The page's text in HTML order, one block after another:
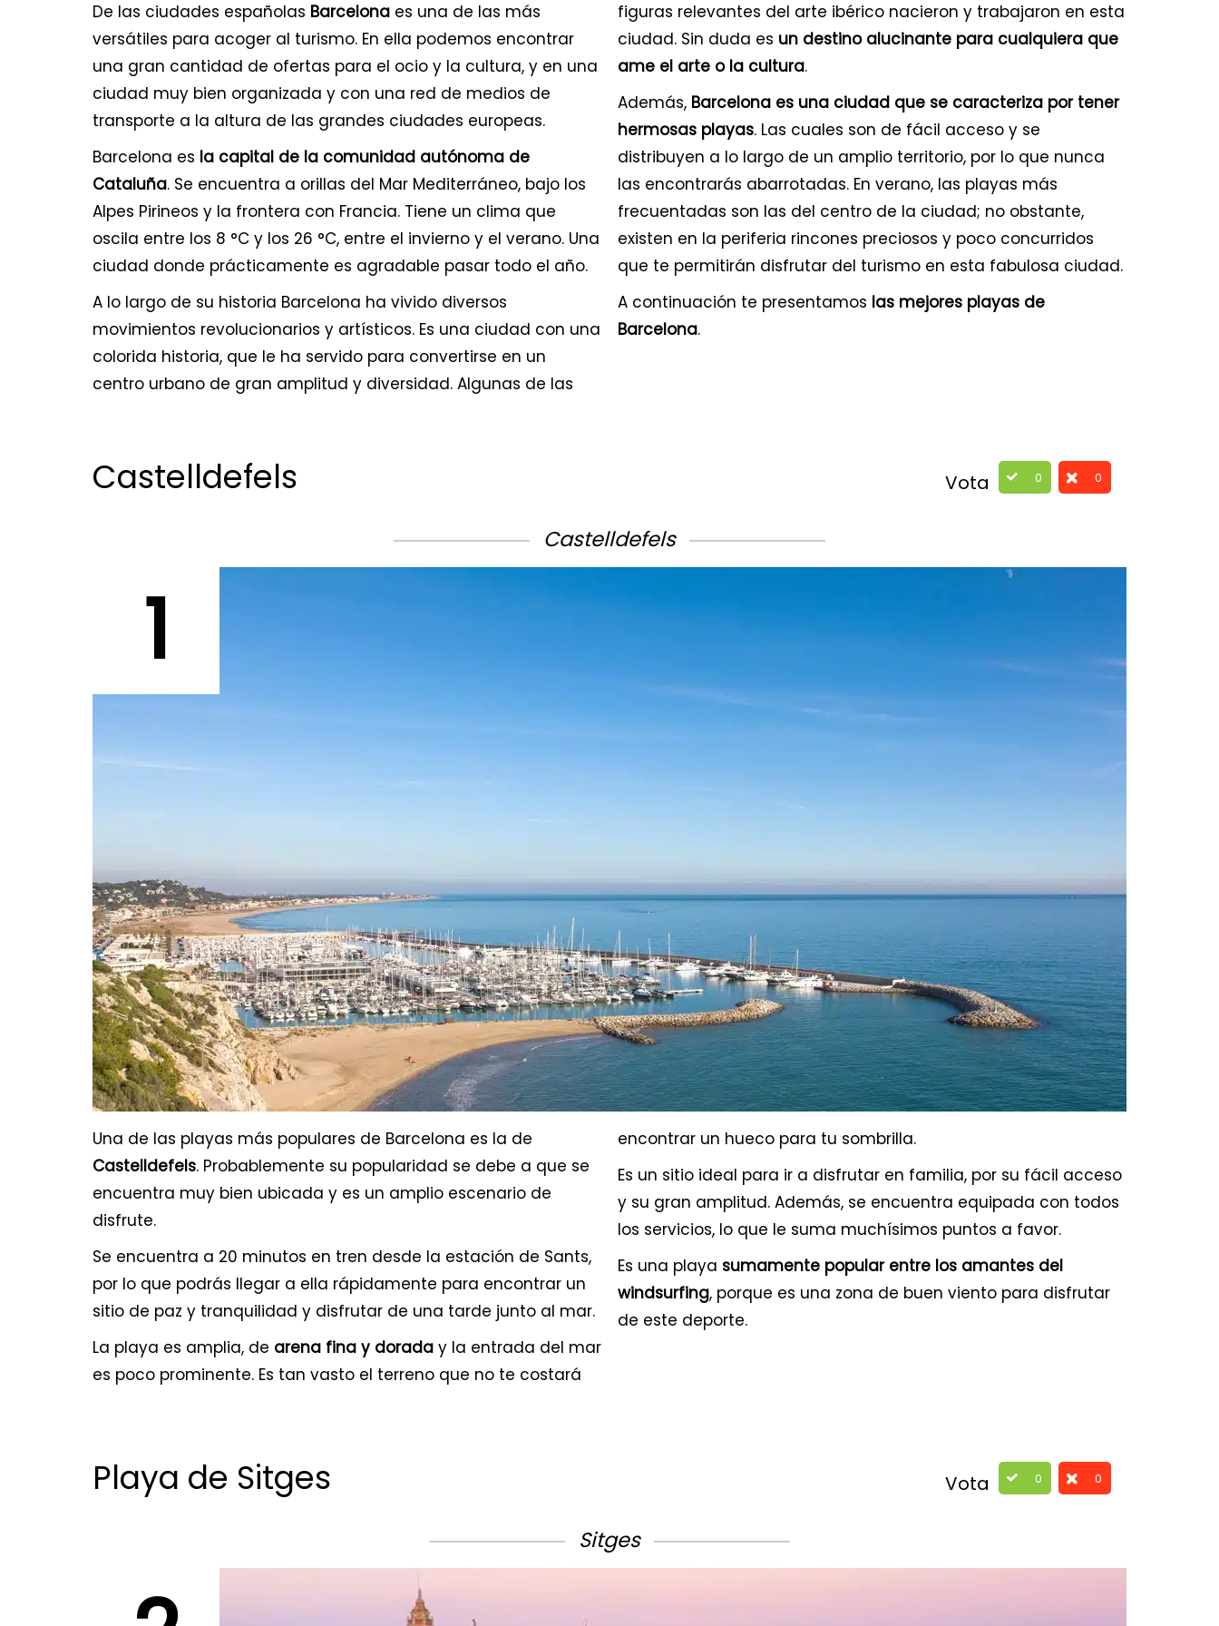
De las ciudades españolas Barcelona es una de las más
versátiles para acoger al turismo. En ella podemos encontrar
una gran cantidad de ofertas para el ocio y la cultura, y en una
ciudad muy bien organizada y con una red de medios de
transporte a la altura de las grandes ciudades europeas.
Barcelona es la capital de la comunidad autónoma de
Cataluña. Se encuentra a orillas del Mar Mediterráneo, bajo los
Alpes Pirineos y la frontera con Francia. Tiene un clima que
oscila entre los 8 °C y los 26 °C, entre el invierno y el verano. Una
ciudad donde prácticamente es agradable pasar todo el año.
A lo largo de su historia Barcelona ha vivido diversos
movimientos revolucionarios y artísticos. Es una ciudad con una
colorida historia, que le ha servido para convertirse en un
centro urbano de gran amplitud y diversidad. Algunas de las
figuras relevantes del arte ibérico nacieron y trabajaron en esta
ciudad. Sin duda es un destino alucinante para cualquiera que
ame el arte o la cultura.
Además,Barcelona es una ciudad que se caracteriza por tener
hermosas playas. Las cuales son de fácil acceso y se
distribuyen a lo largo de un amplio territorio, por lo que nunca
las encontrarás abarrotadas. En verano, las playas más
frecuentadas son las del centro de la ciudad; no obstante,
existen en la periferia rincones preciosos y poco concurridos
que te permitirán disfrutar del turismo en esta fabulosa ciudad.
A continuación te presentamos las mejores playas de
Barcelona.
Vota 0 0
Castelldefels
Castelldefels
1
Una de las playas más populares de Barcelona es la de
Castelldefels. Probablemente su popularidad se debe a que se
encuentra muy bien ubicada y es un amplio escenario de
disfrute.
Se encuentra a 20 minutos en tren desde la estación de Sants,
por lo que podrás llegar a ella rápidamente para encontrar un
sitio de paz y tranquilidad y disfrutar de una tarde junto al mar.
La playa es amplia, de arena fina y dorada y la entrada del mar
es poco prominente. Es tan vasto el terreno que no te costará
encontrar un hueco para tu sombrilla.
Es un sitio ideal para ir a disfrutar en familia, por su fácil acceso
y su gran amplitud. Además, se encuentra equipada con todos
los servicios, lo que le suma muchísimos puntos a favor.
Es una playa sumamente popular entre los amantes del
windsurfing, porque es una zona de buen viento para disfrutar
de este deporte.
Vota 0 0
Playa de Sitges
Sitges